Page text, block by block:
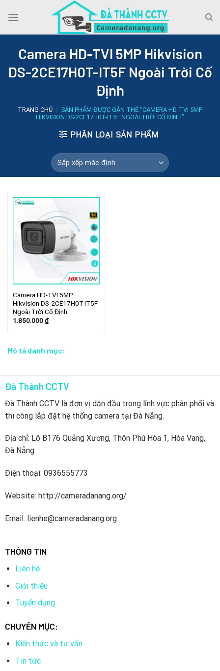
Camera HD-TVI 5MP Hikvision
DS-2CE17H0T-IT5F Ngoài Trời Cố
Định
TRANG CHỦ / SẢN PHẨM ĐƯỢC GẮN THẺ “CAMERA HD-TVI 5MP
HIKVISION DS-2CE17H0T-IT5F NGOÀI TRỜI CỐ ĐỊNH”
PHÂN LOẠI SẢN PHẨM
Camera HD-TVI 5MP
Hikvision DS-2CE17H0T-IT5F
Ngoài Trời Cố Định
1.850.000₫
Mô tả danh mục:
Đà Thành CCTV
Đà Thành CCTV là đơn vị dẫn đầu trong lĩnh vực phân phối và
thi công lắp đặt hệ thống camera tại Đà Nẵng.
Địa chỉ: Lô B176 Quảng Xương, Thôn Phú Hòa 1, Hòa Vang,
Đà Nẵng
Điện thoại: 0936555773
Website: http://cameradanang.org/
Email: lienhe@cameradanang.org
THÔNG TIN
Liên hệ
Giới thiệu
Tuyển dụng
CHUYÊN MỤC:
Kiến thức và tư vấn
Tin tức